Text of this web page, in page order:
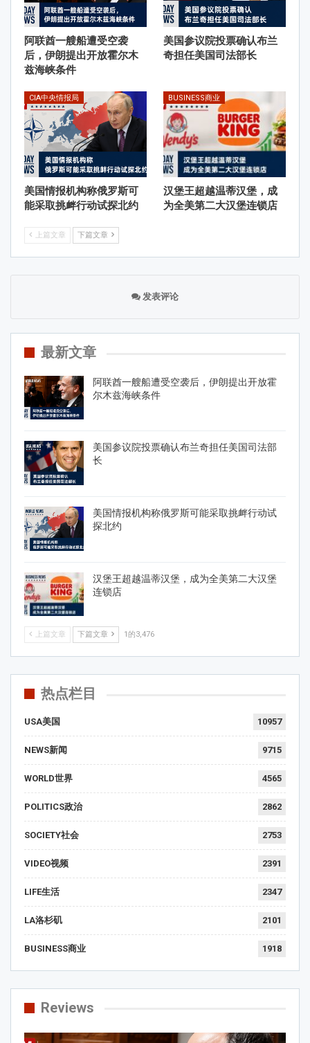
阿联酋一艘船遭受空袭
后，伊朗提出开放霍尔木
兹海峡条件
美国参议院投票确认布兰
奇担任美国司法部长
CIA中央情报局
美国情报机构称俄罗斯可
能采取挑衅行动试探北约
BUSINESS商业
汉堡王超越温蒂汉堡，成
为全美第二大汉堡连锁店
上篇文章 下篇文章
发表评论
最新文章
阿联酋一艘船遭受空袭后，伊朗提出开放霍
尔木兹海峡条件
美国参议院投票确认布兰奇担任美国司法部
长
美国情报机构称俄罗斯可能采取挑衅行动试
探北约
汉堡王超越温蒂汉堡，成为全美第二大汉堡
连锁店
上篇文章 下篇文章 1的3,476
热点栏目
USA美国 10957
NEWS新闻 9715
WORLD世界 4565
POLITICS政治 2862
SOCIETY社会 2753
VIDEO视频 2391
LIFE生活 2347
LA洛杉矶 2101
BUSINESS商业 1918
Reviews